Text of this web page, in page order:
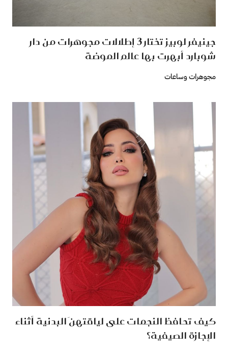
جينيفر لوبيز تختار 3 إطلالات مجوهرات من دار
شوبارد أبهرت بها عالم الموضة
مجوهرات وساعات
كيف تحافظ النجمات على لياقتهنَ البدنية أثناء
الإجازة الصيفية؟